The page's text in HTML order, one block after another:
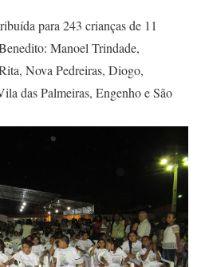
para 243 crianças de 11
Manoel Trindade,
Nova Pedreiras, Diogo,
das Palmeiras, Engenho e São